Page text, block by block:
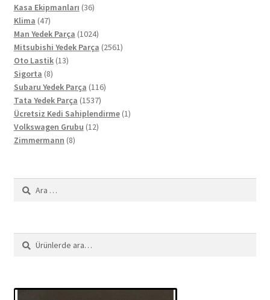
Kasa Ekipmanları 3636
Klima 4747
ürün
Man Yedek Parça 10241024
ürün
Mitsubishi Yedek Parça 25612561
Oto Lastik 1313
Sigorta 88
ürün
Subaru Yedek Parça 116116
Tata Yedek Parça 15371537
ürün
Ücretsiz Kedi Sahiplendirme 11
Volkswagen Grubu 1212
Zimmermann 88
Arama:
Ara:
Ara